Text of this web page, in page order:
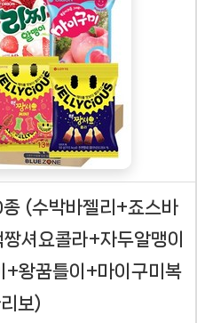
(수박바젤리+죠스바
셔요콜라+자두알맹이
+왕꿈틀이+마이구미복
보)